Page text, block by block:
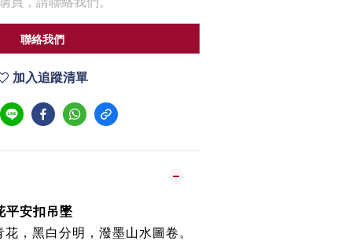
聯絡我們
加入追蹤清單
安扣吊墜
，黑白分明，潑墨山水圖卷。